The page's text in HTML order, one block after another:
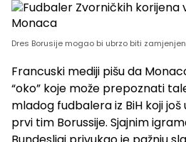
Dres Borusije mogao bi ubrzo biti zamjenjen
Francuski mediji pišu da
“oko” koje može prepoznati
mladog fudbalera iz BiH koji
prvi tim Borussije. Sjajnim